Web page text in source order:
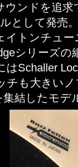
ウンドを追求
として発売
イトンチュ
シリーズ
はSchaller
チも大きい
集結したモデ